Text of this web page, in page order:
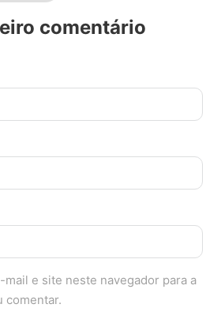
comentário
mail e site neste navegador para a
comentar.